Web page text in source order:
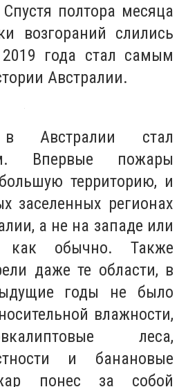
полтора месяца
возгораний слились
года стал самым
Австралии.
Австралии стал
Впервые пожары
территорию, и
заселенных регионах
а не на западе или
как обычно. Также
даже те области, в
годы не было
влажности,
леса,
и банановые
понес за собой